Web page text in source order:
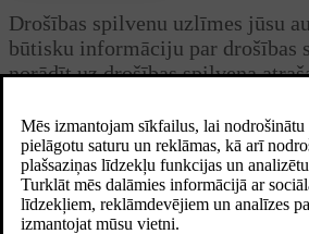
Drošības spilvenu uzlīmes jūsu
būtisku informāciju par drošības
norādīt uz drošības spilvena
Drošības spilvenu uzlīmes to atrašanās
Vietas automašīnā, kas apzīmētas ar
SRS AIRBAG, norāda, ka šajā vietā ir